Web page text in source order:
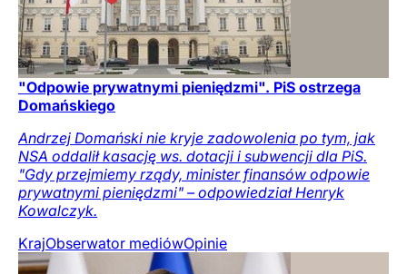
"Odpowie prywatnymi pieniędzmi". PiS ostrzega
Domańskiego
Andrzej Domański nie kryje zadowolenia po tym, jak
NSA oddalił kasację ws. dotacji i subwencji dla PiS.
"Gdy przejmiemy rządy, minister finansów odpowie
prywatnymi pieniędzmi" – odpowiedział Henryk
Kowalczyk.
KrajObserwator mediówOpinie